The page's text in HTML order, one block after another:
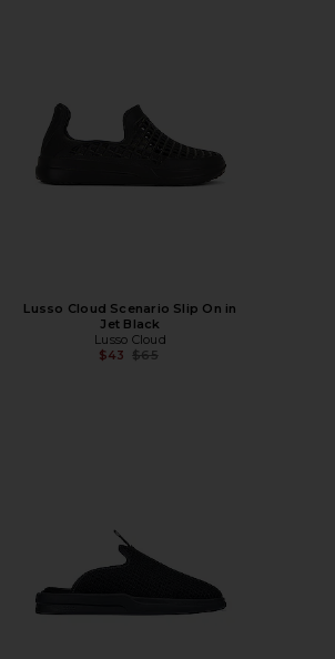
Lusso Cloud Scenario Slip On in
Jet Black
Lusso Cloud
$43 Предыдущая цена:
$65